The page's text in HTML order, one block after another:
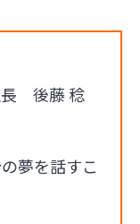
長 後藤 稔
夢を話すこ